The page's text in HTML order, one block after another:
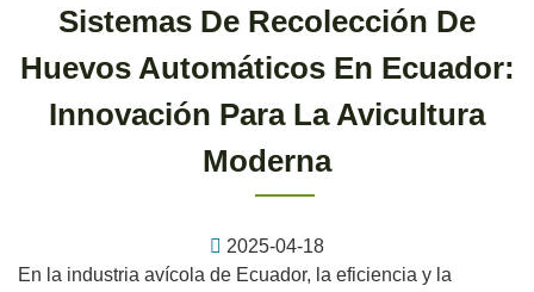
Sistemas De Recolección De
Huevos Automáticos En Ecuador:
Innovación Para La Avicultura
Moderna
2025-04-18
En la industria avícola de Ecuador, la eficiencia y la